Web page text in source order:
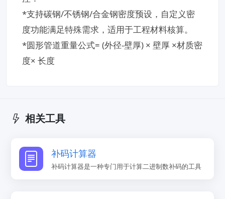
*支持碳钢/不锈钢/合金钢密度预设，自定义密
度功能满足特殊需求，适用于工程材料核算。
*圆形管道重量公式= (外径-壁厚) × 壁厚 ×材质密
度× 长度
相关工具
补码计算器
补码计算器是一种专门用于计算二进制数补码的工具